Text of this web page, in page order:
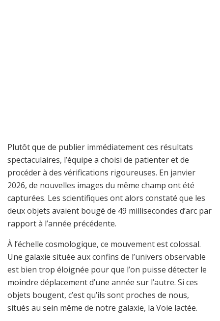
Plutôt que de publier immédiatement ces résultats
spectaculaires, l’équipe a choisi de patienter et de
procéder à des vérifications rigoureuses. En janvier
2026, de nouvelles images du même champ ont été
capturées. Les scientifiques ont alors constaté que les
deux objets avaient bougé de 49 millisecondes d’arc par
rapport à l’année précédente.
À l’échelle cosmologique, ce mouvement est colossal.
Une galaxie située aux confins de l’univers observable
est bien trop éloignée pour que l’on puisse détecter le
moindre déplacement d’une année sur l’autre. Si ces
objets bougent, c’est qu’ils sont proches de nous,
situés au sein même de notre galaxie, la Voie lactée.